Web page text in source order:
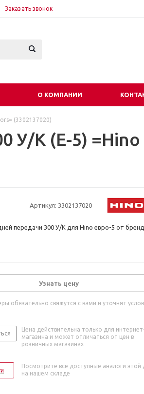
Заказать звонок
О КОМПАНИИ
(3302137020)
У/К (E-5) =Hino
Артикул: 3302137020
передачи 300 У/К для Hino евро-5 от
Узнать цену
обязательно свяжутся с вами и уточнят
Цена действительна только для
магазина и может отличаться от цен в
розничных магазинах
Посмотрите все доступные аналоги этой
на нашем складе